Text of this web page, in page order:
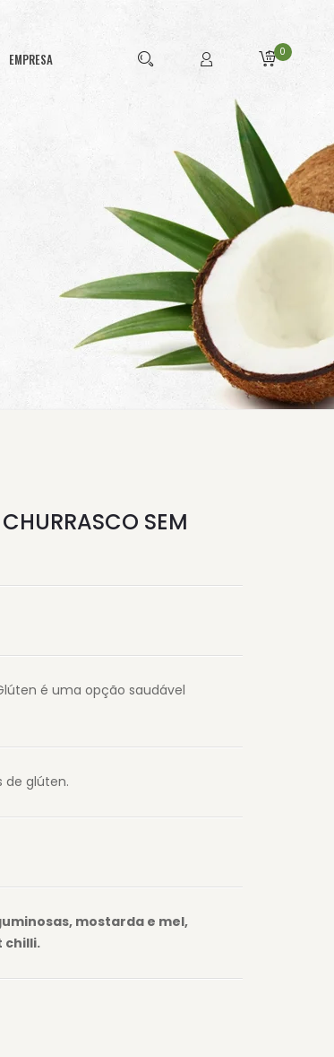
EMPRESA 0
SEM
é uma opção saudável
de glúten.
mostarda e mel,
chilli.